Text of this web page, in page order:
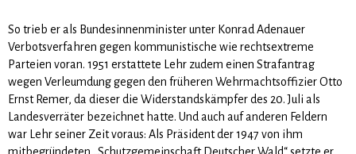
So trieb er als Bundesinnenminister unter Konrad Adenauer
Verbotsverfahren gegen kommunistische wie rechtsextreme
Parteien voran. 1951 erstattete Lehr zudem einen Strafantrag
wegen Verleumdung gegen den früheren Wehrmachtsoffizier Otto
Ernst Remer, da dieser die Widerstandskämpfer des 20. Juli als
Landesverräter bezeichnet hatte. Und auch auf anderen Feldern
war Lehr seiner Zeit voraus: Als Präsident der 1947 von ihm
mitbegründeten „Schutzgemeinschaft Deutscher Wald“ setzte er